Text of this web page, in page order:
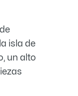
isla de
un alto